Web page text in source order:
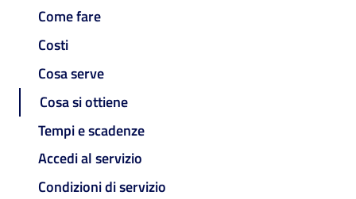
Come fare
Costi
Cosa serve
Cosa si ottiene
Tempi e scadenze
Accedi al servizio
Condizioni di servizio